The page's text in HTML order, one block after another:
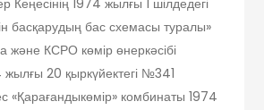
басқарудың бас схемасы туралы»
КСРО көмір өнеркәсібі
жылғы 20 қыркүйектегі №341
«Қарағандыкөмір» комбинаты 1974